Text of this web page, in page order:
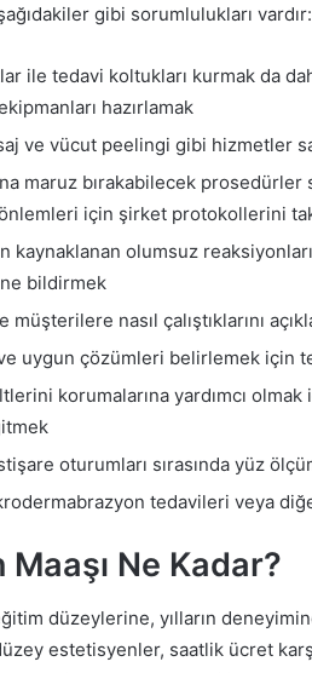
gibi sorumlulukları vardır:
ile tedavi koltukları kurmak da
hazırlamak
ve vücut peelingi gibi hizmetler
maruz bırakabilecek prosedürler
için şirket protokollerini
kaynaklanan olumsuz
bildirmek
nasıl çalıştıklarını
uygun çözümleri belirlemek için
korumalarına yardımcı
oturumları sırasında yüz
tedavileri veya
Ne Kadar?
düzeylerine, yılların
estetisyenler, saatlik ücret